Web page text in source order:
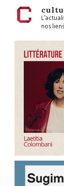
nos liens